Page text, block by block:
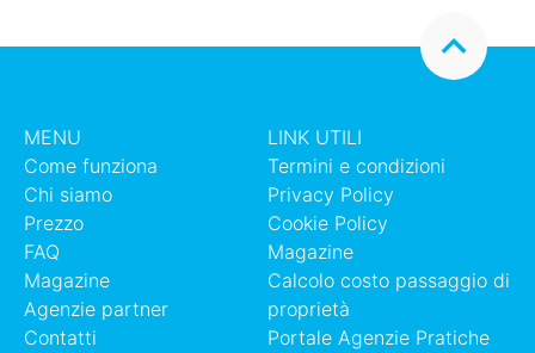
MENU
Come funziona
Chi siamo
Prezzo
FAQ
Magazine
Agenzie partner
Contatti
LINK UTILI
Termini e condizioni
Privacy Policy
Cookie Policy
Magazine
Calcolo costo passaggio di
proprietà
Portale Agenzie Pratiche